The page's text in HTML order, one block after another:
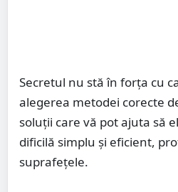
Secretul nu stă în forța cu
alegerea metodei corecte
soluții care vă pot ajuta să
dificilă simplu și eficient,
suprafețele.